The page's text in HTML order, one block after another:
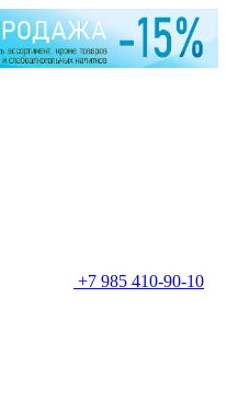
+7 985 410-90-10